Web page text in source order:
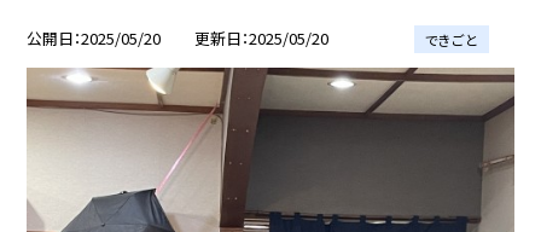
公開日 2025/05/20 更新日 2025/05/20 できごと